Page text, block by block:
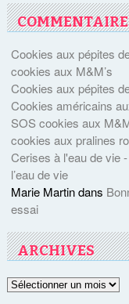
Cookies aux pépites
cookies aux M&M’s
Cookies aux pépites
Cookies américains
SOS cookies aux
cookies aux pralines
Cerises à l'eau de vie
l’eau de vie
Marie Martindans
essai
ARCHIVES
Archives